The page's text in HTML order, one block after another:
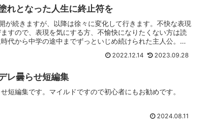
れとなった人生に終止符を
が続きますが、以降は徐々に変化して行きます。不快な表現
すので、表現を気にする方、不愉快になりたくない方は読
代から中学の途中までずっといじめ続けられた主人公。
2022.12.14 2023.09.28
レ曇らせ短編集
短編集です。マイルドですので初心者にもお勧めです。
2024.08.11